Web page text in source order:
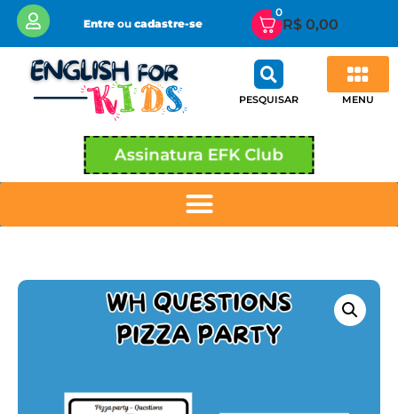
Entreou cadastre-se
0
R$ 0,00
PESQUISAR MENU
Assinatura EFK Club